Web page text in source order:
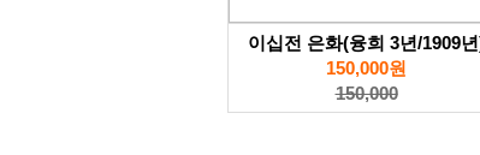
이십전 은화(융희 3년/1909
150,000원
150,000